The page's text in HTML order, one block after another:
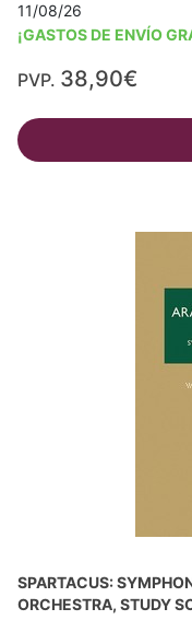
11/08/26
¡GASTOS DE ENVÍO
PVP. 38,90€
SPARTACUS:
ORCHESTRA, STUDY